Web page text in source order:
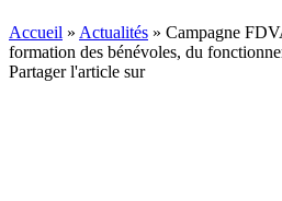
Accueil » Actualités » Campagne
formation des bénévoles, du
Partager l'article sur